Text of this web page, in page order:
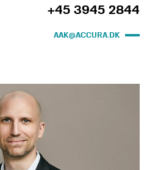
+45 3945 2844
AAK@ACCURA.DK